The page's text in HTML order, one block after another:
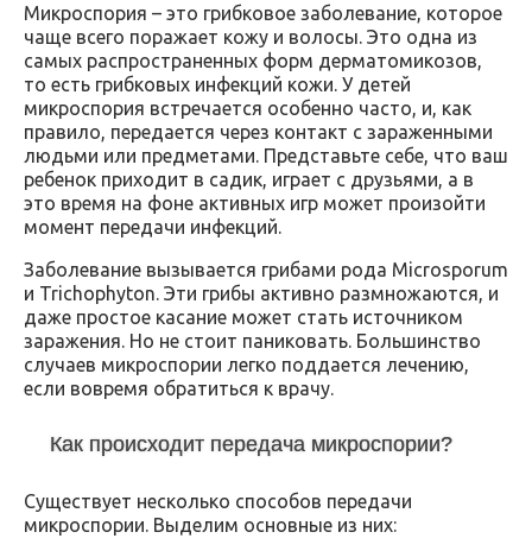
Микроспория – это грибковое заболевание, которое
чаще всего поражает кожу и волосы. Это одна из
самых распространенных форм дерматомикозов,
то есть грибковых инфекций кожи. У детей
микроспория встречается особенно часто, и, как
правило, передается через контакт с зараженными
людьми или предметами. Представьте себе, что ваш
ребенок приходит в садик, играет с друзьями, а в
это время на фоне активных игр может произойти
момент передачи инфекций.
Заболевание вызывается грибами рода Microsporum
и Trichophyton. Эти грибы активно размножаются, и
даже простое касание может стать источником
заражения. Но не стоит паниковать. Большинство
случаев микроспории легко поддается лечению,
если вовремя обратиться к врачу.
Как происходит передача микроспории?
Существует несколько способов передачи
микроспории. Выделим основные из них: